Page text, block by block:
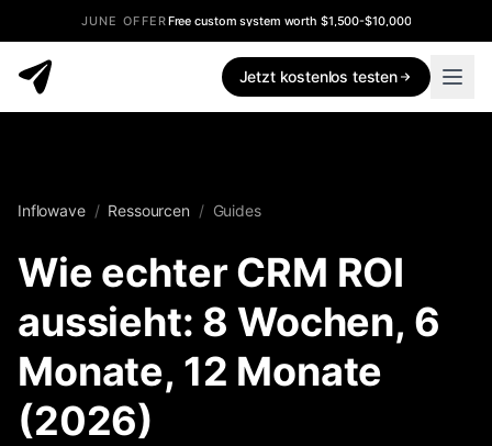
JUNE OFFERFree custom system worth $1,500-$10,000
Jetzt kostenlos testen
Inflowave / Ressourcen / Guides
Wie echter CRM ROI
aussieht: 8 Wochen, 6
Monate, 12 Monate
(2026)